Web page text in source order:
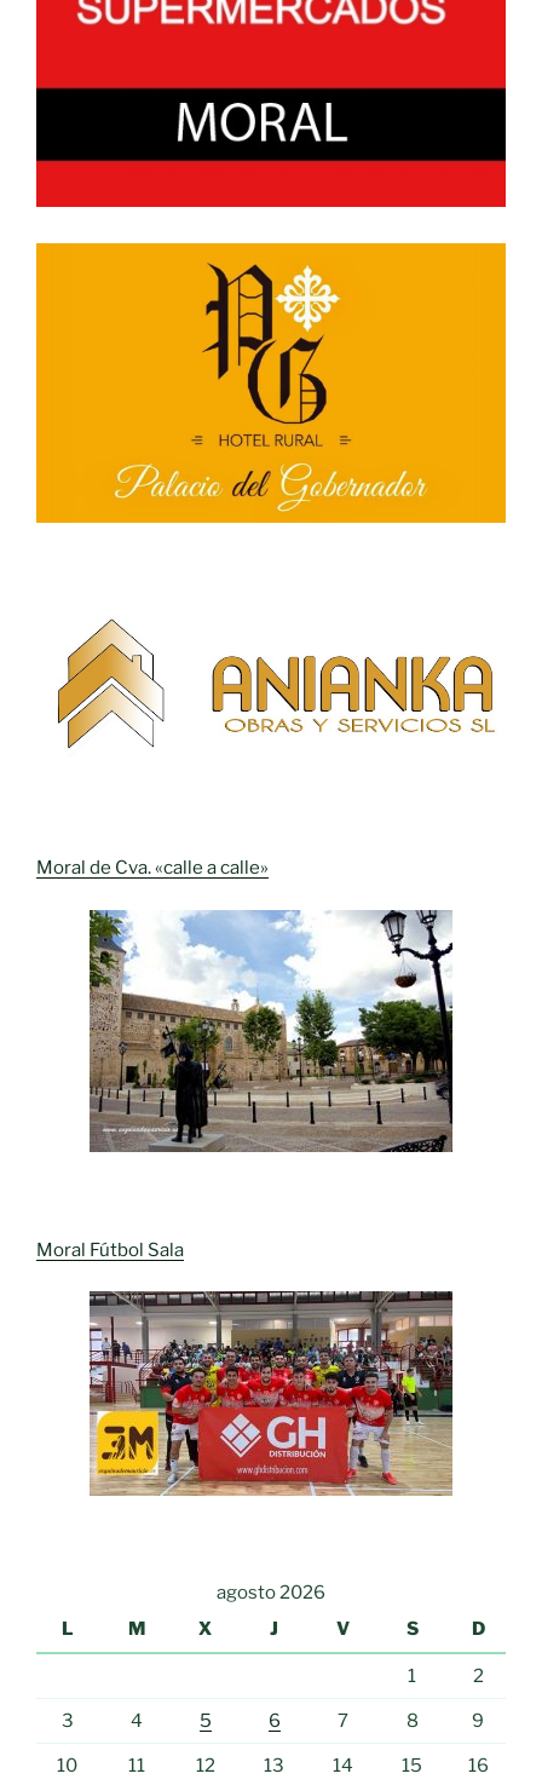
Moral de Cva. «calle a calle»
Moral Fútbol Sala
agosto 2026
L
M X J V S D
1 2
3 4 5 6 7 8 9
10 11 12 13 14 15 16